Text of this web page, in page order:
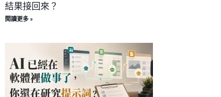
結果接回來？
閱讀更多 »